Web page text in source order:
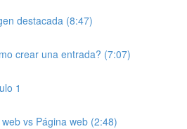
destacada (8:47)
crear una entrada? (7:07)
1
vs Página web (2:48)